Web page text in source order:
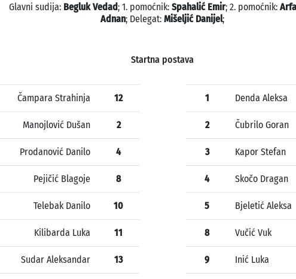
Glavni sudija: Begluk Vedad; 1. pomoćnik: Spahalić Emir; 2. pomoćnik:
Adnan; Delegat: Mišeljić Danijel;
Startna postava
Čampara Strahinja 12
Manojlović Dušan 2
Prodanović Danilo 4
Pejičić Blagoje 8
Telebak Danilo 10
Kilibarda Luka 11
Sudar Aleksandar 13
1 Denda Aleksa
2 Čubrilo Goran
3 Kapor Stefan
4 Skočo Dragan
5 Bjeletić Aleksa
8 Vučić Vuk
9 Inić Luka